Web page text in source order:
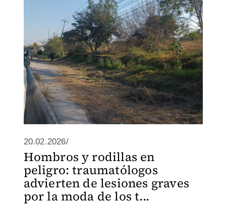
20.02.2026/
Hombros y rodillas en
peligro: traumatólogos
advierten de lesiones graves
por la moda de los t...